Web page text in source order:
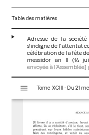
Table des matières
Adresse de la
s'indigne de l'attentat
célébration de la fête
messidor an II (14
envoyée à l’Assemblée]
s